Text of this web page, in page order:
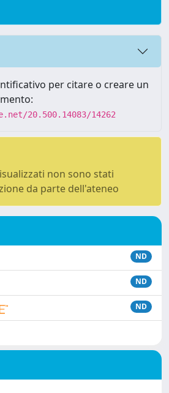
per citare o creare un
20.500.14083/14262
non sono stati
da parte dell'ateneo
ND
ND
ND